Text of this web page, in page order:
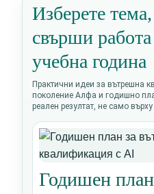
Изберете
свърши
учебна година
Практични идеи за вътрешна
поколение Алфа и годишно
реален резултат, не само
Годишен